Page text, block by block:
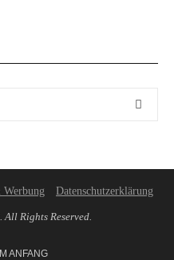
Werbung Datenschutzerklärung
Rights Reserved.
ANFANG